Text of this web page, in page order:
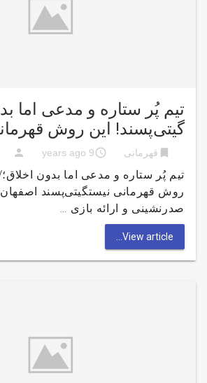
تیم پُر ستاره و مدعی اما
گیتی‌پسند! این روش
bookmark قهرمانی access_time
9 years ago
person
تیم پُر ستاره و مدعی اما بدون
روش قهرمانی نیستگیتی‌پسند اصفهان
صدرنشینی و ارائه بازی …
View article...